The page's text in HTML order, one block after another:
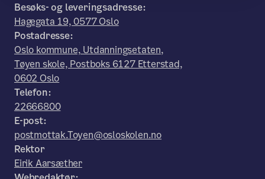
Besøks- og leveringsadresse:
Hagegata 19, 0577 Oslo
Postadresse:
Oslo kommune, Utdanningsetaten,
Tøyen skole, Postboks 6127 Etterstad,
0602 Oslo
Telefon:
22666800
E-post:
postmottak.Toyen@osloskolen.no
Rektor
Eirik Aarsæther